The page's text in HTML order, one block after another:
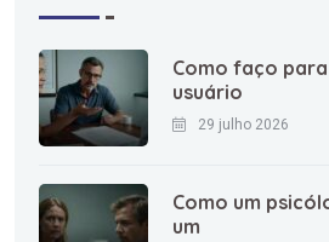
Como faço
usuário
29 julho 2026
Como um
um